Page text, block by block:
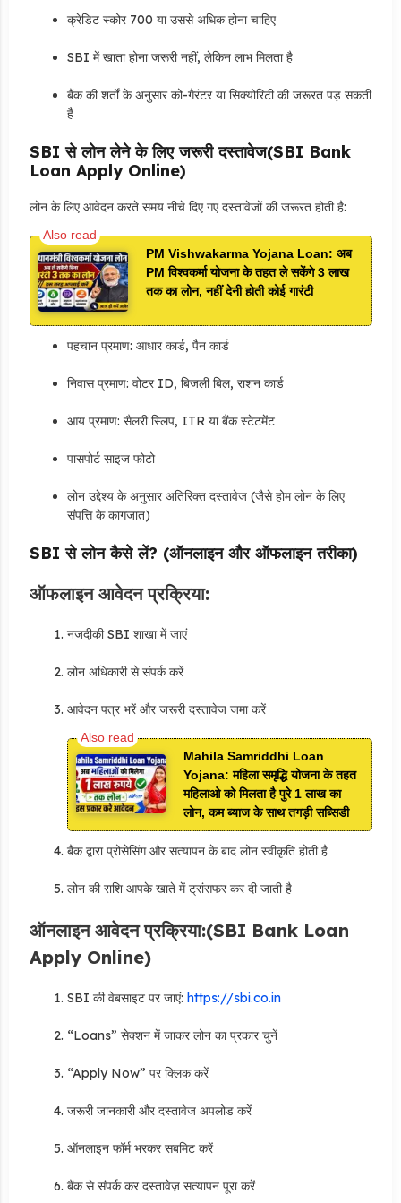
क्रेडिट स्कोर 700 या उससे अधिक होना चाहिए
SBI में खाता होना जरूरी नहीं, लेकिन लाभ मिलता है
बैंक की शर्तों के अनुसार को-गैरंटर या सिक्योरिटी की जरूरत पड़ सकती
है
SBI से लोन लेने के लिए जरूरी दस्तावेज(SBI Bank
Loan Apply Online)
लोन के लिए आवेदन करते समय नीचे दिए गए दस्तावेजों की जरूरत होती है:
PM Vishwakarma Yojana Loan: अब
PM विश्वकर्मा योजना के तहत ले सकेंगे 3 लाख
तक का लोन, नहीं देनी होती कोई गारंटी
पहचान प्रमाण: आधार कार्ड, पैन कार्ड
निवास प्रमाण: वोटर ID, बिजली बिल, राशन कार्ड
आय प्रमाण: सैलरी स्लिप, ITR या बैंक स्टेटमेंट
पासपोर्ट साइज फोटो
लोन उद्देश्य के अनुसार अतिरिक्त दस्तावेज (जैसे होम लोन के लिए
संपत्ति के कागजात)
SBI से लोन कैसे लें? (ऑनलाइन और ऑफलाइन तरीका)
ऑफलाइन आवेदन प्रक्रिया:
नजदीकी SBI शाखा में जाएं
लोन अधिकारी से संपर्क करें
आवेदन पत्र भरें और जरूरी दस्तावेज जमा करें
Mahila Samriddhi Loan
Yojana: महिला समृद्धि योजना के तहत
महिलाओ को मिलता है पुरे 1 लाख का
लोन, कम ब्याज के साथ तगड़ी सब्सिडी
बैंक द्वारा प्रोसेसिंग और सत्यापन के बाद लोन स्वीकृति होती है
लोन की राशि आपके खाते में ट्रांसफर कर दी जाती है
ऑनलाइन आवेदन प्रक्रिया:(SBI Bank Loan
Apply Online)
SBI की वेबसाइट पर जाएं: https://sbi.co.in
“Loans” सेक्शन में जाकर लोन का प्रकार चुनें
“Apply Now” पर क्लिक करें
जरूरी जानकारी और दस्तावेज अपलोड करें
ऑनलाइन फॉर्म भरकर सबमिट करें
बैंक से संपर्क कर दस्तावेज़ सत्यापन पूरा करें